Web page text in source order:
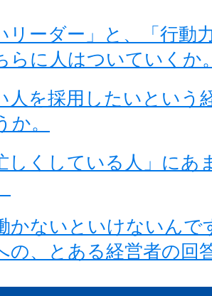
リーダー」と、「行動
らに人はついていくか
人を採用したいという
。
しくしている人」にあ
かないといけないんで
の、とある経営者の回